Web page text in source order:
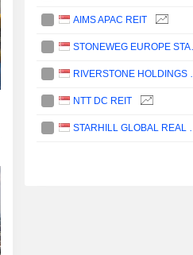
AIMS APAC REIT
NTT DC REIT
STARHILL